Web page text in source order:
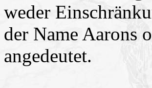
weder
der Name Aarons
angedeutet.